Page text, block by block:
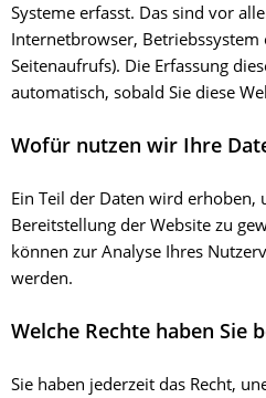
Systeme erfasst. Das sind vor
Internetbrowser, Betriebssystem
Seitenaufrufs). Die Erfassung
automatisch, sobald Sie diese
Wofür nutzen wir Ihre
Ein Teil der Daten wird erhoben,
Bereitstellung der Website zu
können zur Analyse Ihres
werden.
Welche Rechte haben Sie
Sie haben jederzeit das Recht,